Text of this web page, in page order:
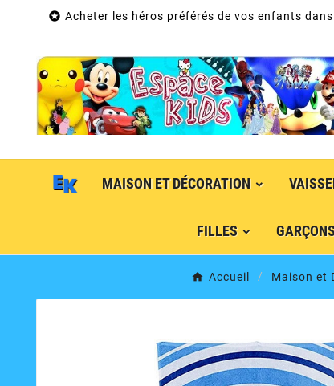
 Acheter les héros préférés de vos enfants
MAISON ET DÉCORATION
FILLES
Accueil Maison et